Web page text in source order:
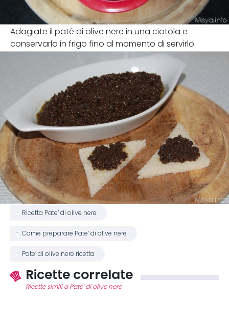
Adagiate il patè di olive nere in una ciotola e
conservarlo in frigo fino al momento di servirlo.
Ricetta Pate’ di olive nere
Come preparare Pate’ di olive nere
Pate’ di olive nere ricetta
Ricette correlate
Ricette simili a Pate' di olive nere